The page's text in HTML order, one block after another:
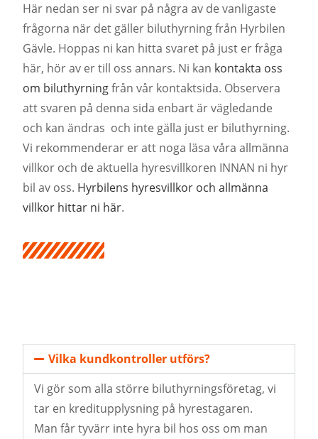
Här nedan ser ni svar på några av de vanligaste
frågorna när det gäller biluthyrning från Hyrbilen
Gävle. Hoppas ni kan hitta svaret på just er fråga
här, hör av er till oss annars. Ni kan kontakta oss
om biluthyrningfrån vår kontaktsida. Observera
att svaren på denna sida enbart är vägledande
och kan ändras och inte gälla just er biluthyrning.
Vi rekommenderar er att noga läsa våra allmänna
villkor och de aktuella hyresvillkoren INNAN ni hyr
bil av oss. Hyrbilens hyresvillkor och allmänna
villkor hittar ni här.
Vilka kundkontroller utförs?
Vi gör som alla större biluthyrningsföretag, vi
tar en kreditupplysning på hyrestagaren.
Man får tyvärr inte hyra bil hos oss om man